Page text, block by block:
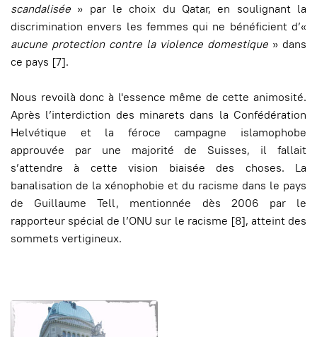
scandalisée » par le choix du Qatar, en soulignant la
discrimination envers les femmes qui ne bénéficient d’«
aucune protection contre la violence domestique » dans
ce pays [7].
Nous revoilà donc à l'essence même de cette animosité.
Après l’interdiction des minarets dans la Confédération
Helvétique et la féroce campagne islamophobe
approuvée par une majorité de Suisses, il fallait
s’attendre à cette vision biaisée des choses. La
banalisation de la xénophobie et du racisme dans le pays
de Guillaume Tell, mentionnée dès 2006 par le
rapporteur spécial de l’ONU sur le racisme [8], atteint des
sommets vertigineux.